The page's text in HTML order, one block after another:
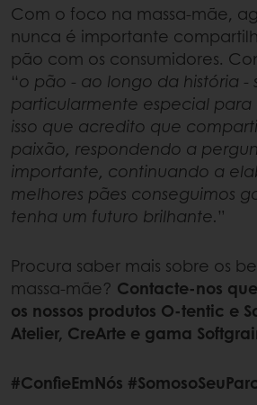
Com o foco na massa-mãe,
nunca é importante
pão com os consumidores.
“o pão - ao longo da história -
particularmente especial para
isso que acredito que
paixão, respondendo a
importante, continuando a
melhores pães conseguimos
tenha um futuro brilhante.”
Procura saber mais sobre os
massa-mãe? Contacte-nos
os nossos produtos O-tentic e
Atelier, CreArte e gama
#ConfieEmNós